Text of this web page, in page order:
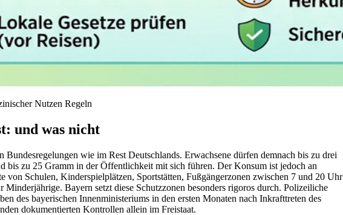
Nutzen Regeln
und was nicht
Bundesregelungen wie im Rest Deutschlands. Erwachsene dürfen demnach bis zu drei
bis zu 25 Gramm in der Öffentlichkeit mit sich führen. Der Konsum ist jedoch an
von Schulen, Kinderspielplätzen, Sportstätten, Fußgängerzonen zwischen 7 und 20 Uhr
Bayern setzt diese Schutzzonen besonders rigoros durch. Polizeiliche
des bayerischen Innenministeriums in den ersten Monaten nach Inkrafttreten des
dokumentierten Kontrollen allein im Freistaat.